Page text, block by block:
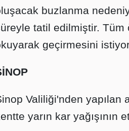
buzlanma
tatil edilmiştir.
geçirmesini
Valiliği'nden yapılan
yarın kar yağışının